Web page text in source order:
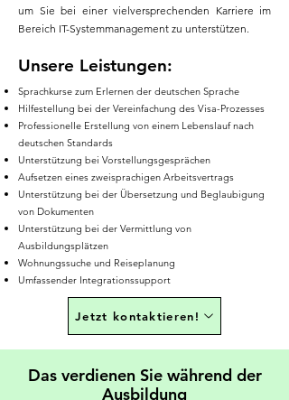
um Sie bei einer vielversprechenden Karriere im
Bereich IT-Systemmanagement zu unterstützen.
Unsere Leistungen:
Sprachkurse zum Erlernen der deutschen Sprache
Hilfestellung bei der Vereinfachung des Visa-Prozesses
Professionelle Erstellung von einem Lebenslauf nach
deutschen Standards
Unterstützung bei Vorstellungsgesprächen
Aufsetzen eines zweisprachigen Arbeitsvertrags
Unterstützung bei der Übersetzung und Beglaubigung
von Dokumenten
Unterstützung bei der Vermittlung von
Ausbildungsplätzen
Wohnungssuche und Reiseplanung
Umfassender Integrationssupport
Jetzt kontaktieren!
Das verdienen Sie während der
Ausbildung